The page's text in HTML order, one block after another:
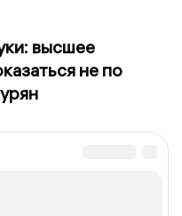
высшее
не по